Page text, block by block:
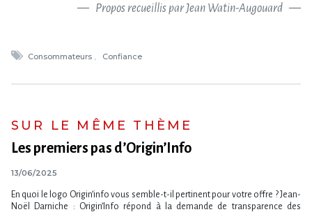
Propos recueillis par Jean Watin-Augouard
Consommateurs Confiance
SUR LE MÊME THÈME
Les premiers pas d’Origin’Info
13/06/2025
En quoi le logo Origin’info vous semble-t-il pertinent pour votre offre ? Jean-
Noël Darniche : Origin’Info répond à la demande de transparence des